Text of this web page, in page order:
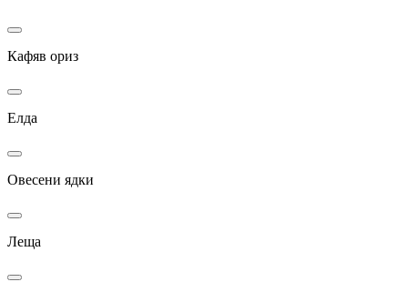
Кафяв ориз
Елда
Овесени ядки
Леща